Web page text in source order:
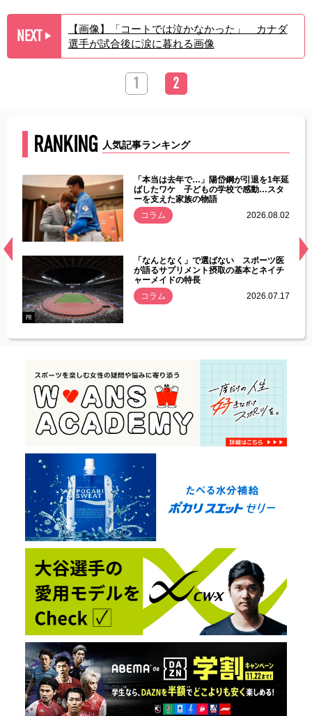
NEXT ▶︎
【画像】「コートでは泣かなかった」 カナダ
選手が試合後に涙に暮れる画像
1 2
RANKING 人気記事ランキング
常
「本当は去年で…」陽岱鋼が引退を1年延
ばしたワケ 子どもの学校で感動…スタ
ーを支えた家族の物語
コラム
2026.08.02
PR
「なんとなく」で選ばない スポーツ医
が語るサプリメント摂取の基本とネイチ
ャーメイドの特長
コラム
2026.07.17